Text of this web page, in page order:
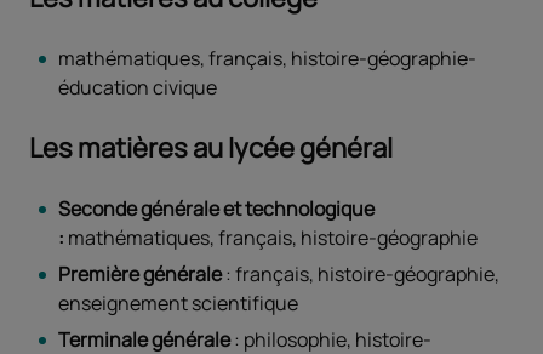
mathématiques, français, histoire-géographie-
éducation civique
Les matières au lycée général
Seconde générale et technologique
: mathématiques, français, histoire-géographie
Première générale: français, histoire-géographie,
enseignement scientifique
Terminale générale: philosophie, histoire-